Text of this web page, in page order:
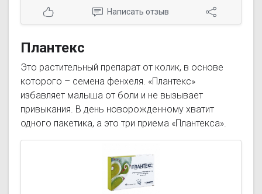
Написать отзыв
Плантекс
Это растительный препарат от колик, в основе
которого – семена фенхеля. «Плантекс»
избавляет малыша от боли и не вызывает
привыкания. В день новорожденному хватит
одного пакетика, а это три приема «Плантекса».